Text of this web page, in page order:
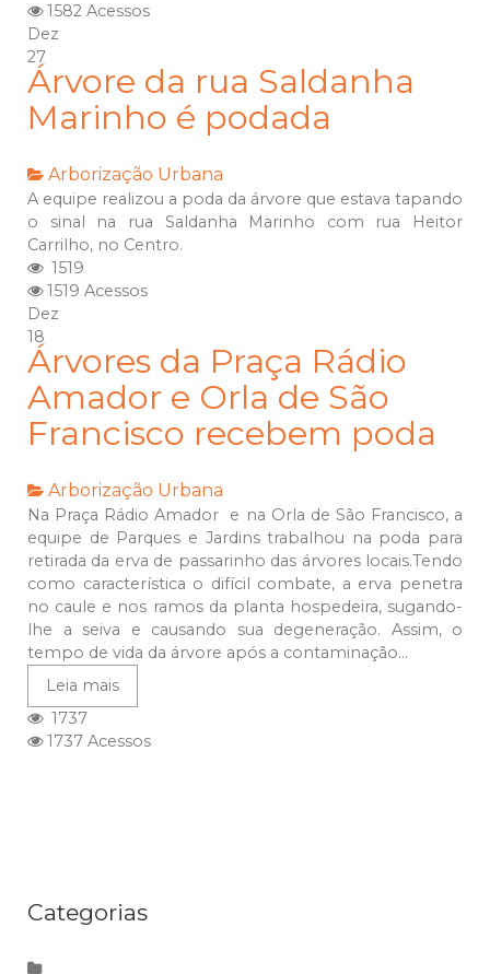
1582 Acessos
Dez
27
Árvore da rua Saldanha
Marinho é podada
Arborização Urbana
A equipe realizou a poda da árvore que estava tapando
o sinal na rua Saldanha Marinho com rua Heitor
Carrilho, no Centro.
1519
1519 Acessos
Dez
18
Árvores da Praça Rádio
Amador e Orla de São
Francisco recebem poda
Arborização Urbana
Na Praça Rádio Amador e na Orla de São Francisco, a
equipe de Parques e Jardins trabalhou na poda para
retirada da erva de passarinho das árvores locais.Tendo
como característica o difícil combate, a erva penetra
no caule e nos ramos da planta hospedeira, sugando-
lhe a seiva e causando sua degeneração. Assim, o
tempo de vida da árvore após a contaminação...
Leia mais
1737
1737 Acessos
Categorias